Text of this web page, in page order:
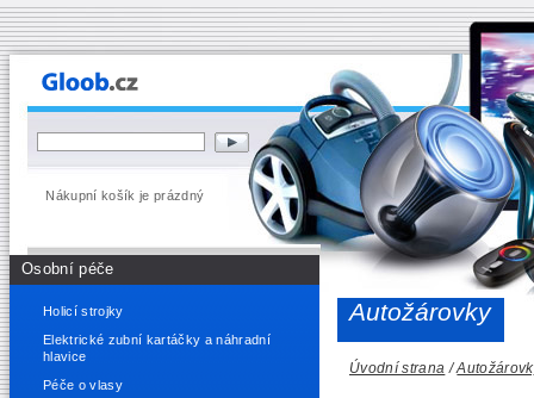
Nákupní košík je prázdný
Osobní péče
Holicí strojky
Elektrické zubní kartáčky a náhradní
hlavice
Péče o vlasy
Autožárovky
Úvodní strana /